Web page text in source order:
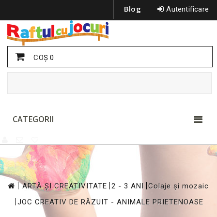
Autentificare
Blog
COŞ0
CATEGORII
>
ARTĂ ȘI CREATIVITATE 2 - 3 ANI Colaje și mozaic
JOC CREATIV DE RĂZUIT - ANIMALE PRIETENOASE